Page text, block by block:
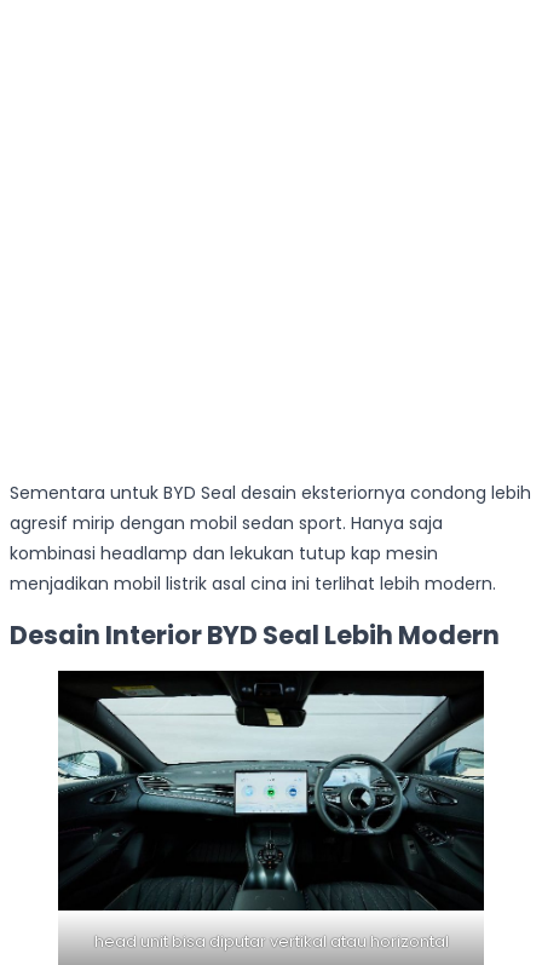
Sementara untuk BYD Seal desain eksteriornya condong lebih
agresif mirip dengan mobil sedan sport. Hanya saja
kombinasi headlamp dan lekukan tutup kap mesin
menjadikan mobil listrik asal cina ini terlihat lebih modern.
Desain Interior BYD Seal Lebih Modern
head unit bisa diputar vertikal atau horizontal